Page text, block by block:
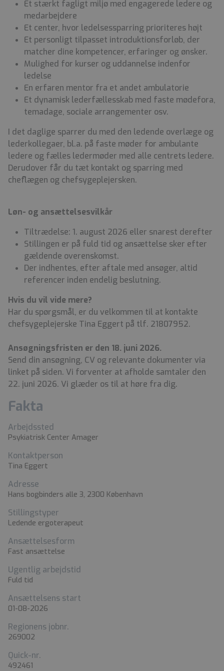
Et stærkt fagligt miljø med engagerede ledere og
medarbejdere
Et center, hvor ledelsessparring prioriteres højt
Et personligt tilpasset introduktionsforløb, der
matcher dine kompetencer, erfaringer og ønsker.
Mulighed for kurser og uddannelse indenfor
ledelse
En erfaren mentor fra et andet ambulatorie
Et dynamisk lederfællesskab med faste mødefora,
temadage, sociale arrangementer osv.
I det daglige sparrer du med den ledende overlæge og
lederkollegaer, bl.a. på faste møder for ambulante
ledere og fælles ledermøder med alle centrets ledere.
Derudover får du tæt kontakt og sparring med
cheflægen og chefsygeplejersken.
Løn- og ansættelsesvilkår
Tiltrædelse: 1. august 2026 eller snarest derefter
Stillingen er på fuld tid og ansættelse sker efter
gældende overenskomst.
Der indhentes, efter aftale med ansøger, altid
referencer inden endelig beslutning.
Hvis du vil vide mere?
Har du spørgsmål, er du velkommen til at kontakte
chefsygeplejerske Tina Eggert på tlf. 21807952.
Ansøgningsfristen er den 18. juni 2026.
Send din ansøgning, CV og relevante dokumenter via
linket på siden. Vi forventer at afholde samtaler den
22. juni 2026. Vi glæder os til at høre fra dig.
Fakta
Arbejdssted
Psykiatrisk Center Amager
Kontaktperson
Tina Eggert
Adresse
Hans bogbinders alle 3, 2300 København
Stillingstyper
Ledende ergoterapeut
Ansættelsesform
Fast ansættelse
Ugentlig arbejdstid
Fuld tid
Ansættelsens start
01-08-2026
Regionens jobnr.
269002
Quick-nr.
492461